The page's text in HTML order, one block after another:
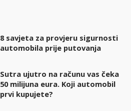
8 savjeta za provjeru sigurnosti
automobila prije putovanja
Sutra ujutro na računu vas čeka
50 milijuna eura. Koji automobil
prvi kupujete?